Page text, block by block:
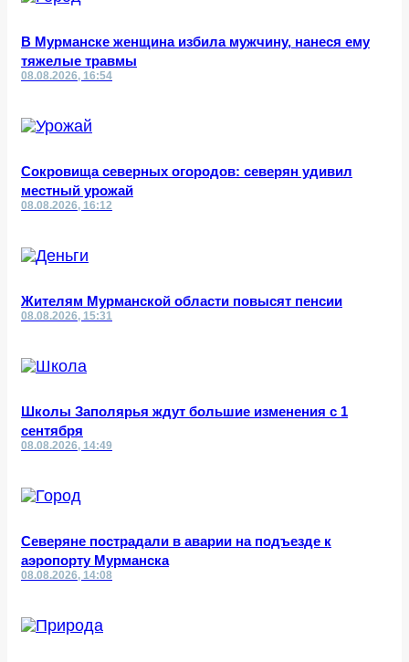
В Мурманске женщина избила мужчину, нанеся ему
тяжелые травмы
08.08.2026, 16:54
Сокровища северных огородов: северян удивил
местный урожай
08.08.2026, 16:12
Жителям Мурманской области повысят пенсии
08.08.2026, 15:31
Школы Заполярья ждут большие изменения с 1
сентября
08.08.2026, 14:49
Северяне пострадали в аварии на подъезде к
аэропорту Мурманска
08.08.2026, 14:08